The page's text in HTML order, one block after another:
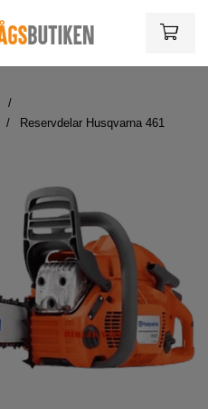
Reservdelar Husqvarna 461